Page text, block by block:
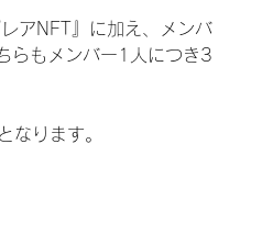
アNFT』に加え、メンバ
らもメンバー1人につき3
なります。